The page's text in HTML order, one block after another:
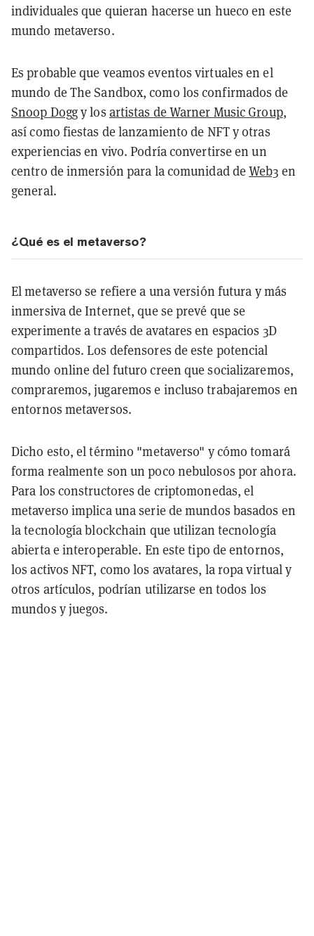
individuales que quieran hacerse un hueco en este
mundo metaverso.
Es probable que veamos eventos virtuales en el
mundo de The Sandbox, como los confirmados de
Snoop Doggy los artistas de Warner Music Group,
así como fiestas de lanzamiento de NFT y otras
experiencias en vivo. Podría convertirse en un
centro de inmersión para la comunidad deWeb3 en
general.
¿Qué es el metaverso?
El metaverso se refiere a una versión futura y más
inmersiva de Internet, que se prevé que se
experimente a través de avatares en espacios 3D
compartidos. Los defensores de este potencial
mundo online del futuro creen que socializaremos,
compraremos, jugaremos e incluso trabajaremos en
entornos metaversos.
Dicho esto, el término "metaverso" y cómo tomará
forma realmente son un poco nebulosos por ahora.
Para los constructores de criptomonedas, el
metaverso implica una serie de mundos basados en
la tecnología blockchain que utilizan tecnología
abierta e interoperable. En este tipo de entornos,
los activos NFT, como los avatares, la ropa virtual y
otros artículos, podrían utilizarse en todos los
mundos y juegos.